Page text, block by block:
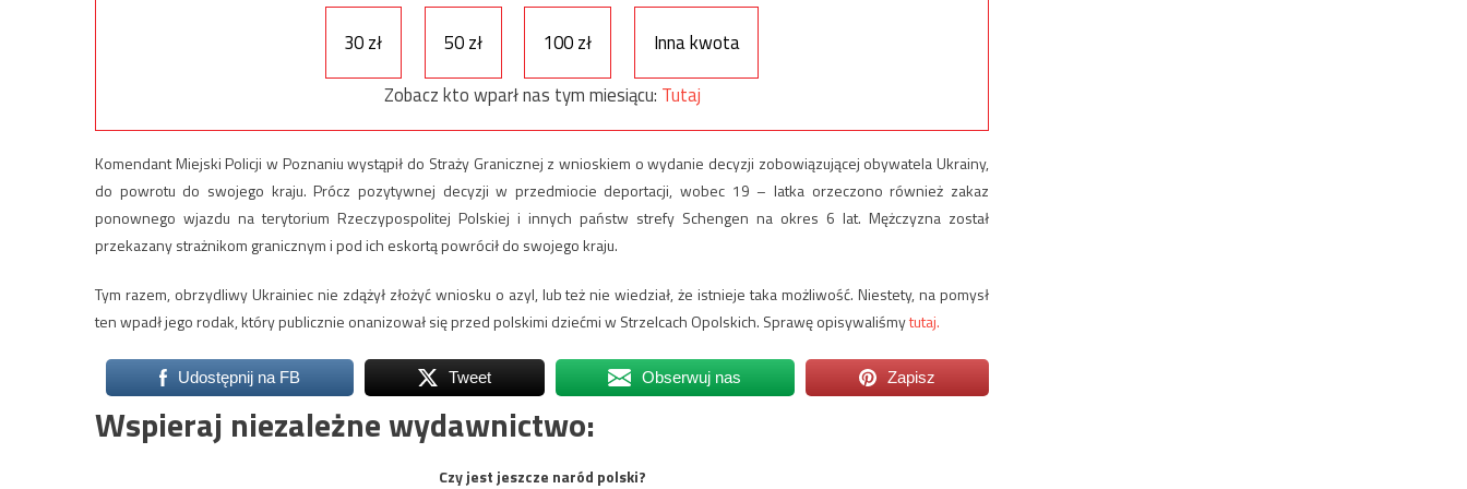
30 zł 50 zł 100 zł
Inna kwota
Zobacz kto wparł nas tym miesiącu: Tutaj
Komendant Miejski Policji w Poznaniu wystąpił do Straży Granicznej z wnioskiem o wydanie decyzji zobowiązującej obywatela Ukrainy,
do powrotu do swojego kraju. Prócz pozytywnej decyzji w przedmiocie deportacji, wobec 19 – latka orzeczono również zakaz
ponownego wjazdu na terytorium Rzeczypospolitej Polskiej i innych państw strefy Schengen na okres 6 lat. Mężczyzna został
przekazany strażnikom granicznym i pod ich eskortą powrócił do swojego kraju.
Tym razem, obrzydliwy Ukrainiec nie zdążył złożyć wniosku o azyl, lub też nie wiedział, że istnieje taka możliwość. Niestety, na pomysł
ten wpadł jego rodak, który publicznie onanizował się przed polskimi dziećmi w Strzelcach Opolskich. Sprawę opisywaliśmytutaj.
Udostępnij na FB Tweet Obserwuj nas Zapisz
Wspieraj niezależne wydawnictwo:
Czy jest jeszcze naród polski?